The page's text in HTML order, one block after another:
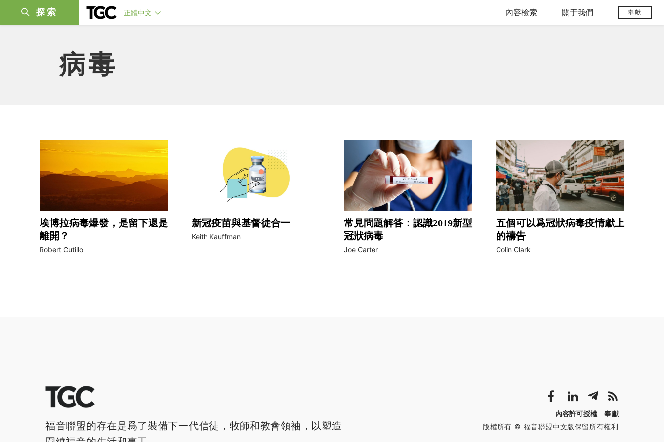
探索 正體中文 內容檢索 關于我們 奉獻
病毒
埃博拉病毒爆發，是留下還是
離開？
Robert Cutillo
新冠疫苗與基督徒合一
Keith Kauffman
常見問題解答：認識2019新型
冠狀病毒
Joe Carter
五個可以爲冠狀病毒疫情獻上
的禱告
Colin Clark
福音聯盟的存在是爲了裝備下一代信徒，牧師和教會領袖，以塑造
內容許可授權
奉獻
版權所有 © 福音聯盟中文版保留所有權利